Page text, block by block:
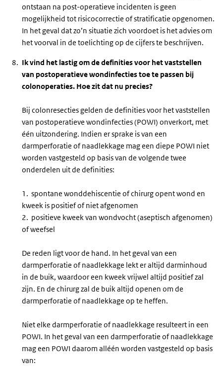
ontstaan na post-operatieve incidenten is geen
mogelijkheid tot risicocorrectie of stratificatie opgenomen.
In het geval dat zo’n situatie zich voordoet is het advies om
het voorval in de toelichting op de cijfers te beschrijven.
Ik vind het lastig om de definities voor het vaststellen
van postoperatieve wondinfecties toe te passen bij
colonoperaties. Hoe zit dat nu precies?
Bij colonresecties gelden de definities voor het vaststellen
van postoperatieve wondinfecties (POWI) onverkort, met
één uitzondering. Indien er sprake is van een
darmperforatie of naadlekkage mag een diepe POWI niet
worden vastgesteld op basis van de volgende twee
onderdelen uit de definities:
1. spontane wonddehiscentie of chirurg opent wond en
kweek is positief of niet afgenomen
2. positieve kweek van wondvocht (aseptisch afgenomen)
of weefsel
De reden ligt voor de hand. In het geval van een
darmperforatie of naadlekkage lekt er altijd darminhoud
in de buik, waardoor een kweek vrijwel altijd positief zal
zijn. En de chirurg zal de buik altijd openen om de
darmperforatie of naadlekkage op te heffen.
Niet elke darmperforatie of naadlekkage resulteert in een
POWI. In het geval van een darmperforatie of naadlekkage
mag een POWI daarom alléén worden vastgesteld op basis
van: